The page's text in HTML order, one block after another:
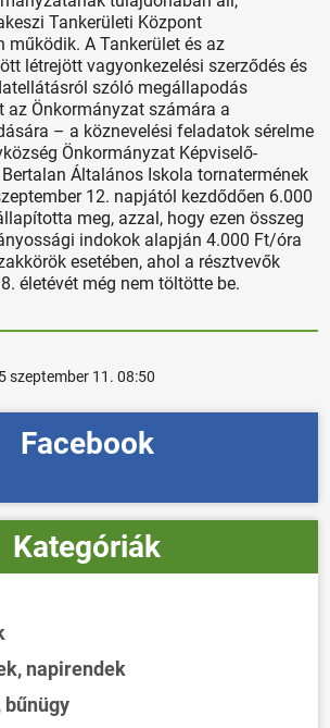
Tankerületi Központ
működik. A Tankerület és az
létrejött vagyonkezelési szerződés és
szóló megállapodás
az Önkormányzat számára a
– a köznevelési feladatok sérelme
Önkormányzat Képviselő-
Általános Iskola tornatermének
12. napjától kezdődően 6.000
meg, azzal, hogy ezen összeg
indokok alapján 4.000 Ft/óra
esetében, ahol a résztvevők
életévét még nem töltötte be.
szeptember 11. 08:50
Facebook
Kategóriák
napirendek
bűnügy